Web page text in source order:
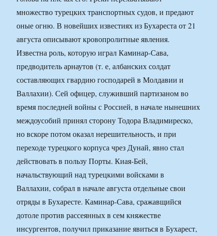
множество турецких транспортных судов, и предают
оные огню. В новейших известиях из Бухареста от 21
августа описывают кровопролитные явления.
Известна роль, которую играл Каминар-Сава,
предводитель арнаутов (т. е, албанских солдат
составляющих гвардию господарей в Молдавии и
Валлахии). Сей офицер, служивший партизаном во
время последней войны с Россией, в начале нынешних
междоусобий принял сторону Тодора Владимиреско,
но вскоре потом оказал нерешительность, и при
переходе турецкого корпуса чрез Дунай, явно стал
действовать в пользу Порты. Киая-Бей,
начальствующий над турецкими войсками в
Валлахии, собрал в начале августа отдельные свои
отряды в Бухаресте. Каминар-Сава, сражавщийся
дотоле против рассеянных в сем княжестве
инсургентов, получил приказание явиться в Бухарест,